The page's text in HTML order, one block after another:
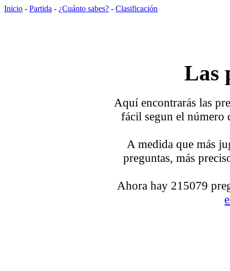
Inicio - Partida - ¿Cuánto sabes? - Clasificación
Las
Aquí encontrarás las
fácil segun el número
A medida que más
preguntas, más
Ahora hay 215079